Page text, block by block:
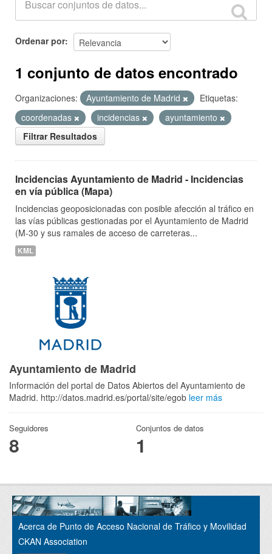
Ordenar por
1 conjunto de datos encontrado
Organizaciones: Ayuntamiento de Madrid
Etiquetas:
coordenadas
incidencias
ayuntamiento
Filtrar Resultados
Incidencias Ayuntamiento de Madrid - Incidencias
en vía pública (Mapa)
Incidencias geoposicionadas con posible afección al tráfico en
las vías públicas gestionadas por el Ayuntamiento de Madrid
(M-30 y sus ramales de acceso de carreteras...
KML
Ayuntamiento de Madrid
Información del portal de Datos Abiertos del Ayuntamiento de
Madrid. http://datos.madrid.es/portal/site/egob leer más
Seguidores
8
Conjuntos de datos
1
Acerca de Punto de Acceso Nacional de Tráfico y Movilidad
CKAN Association